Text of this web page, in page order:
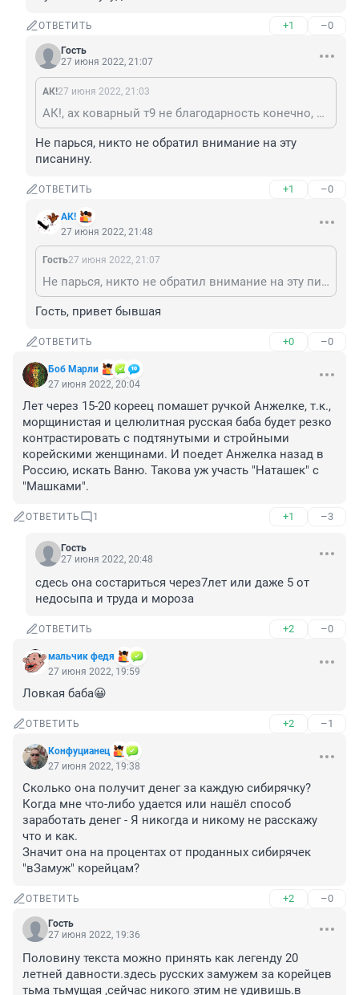
ОТВЕТИТЬ +1 –0
Гость
27 июня 2022, 21:07
АК!27 июня 2022, 21:03
АК!, ах коварный т9 не благодарность конечно, а благополучие если у женщины благополучие улучшилось, то у мужчины - ухудшилось
Не парься, никто не обратил внимание на эту
писанину.
ОТВЕТИТЬ +1 –0
АК!
27 июня 2022, 21:48
Гость27 июня 2022, 21:07
Не парься, никто не обратил внимание на эту писанину.
Гость, привет бывшая
ОТВЕТИТЬ +0 –0
Боб Марли
27 июня 2022, 20:04
Лет через 15-20 кореец помашет ручкой Анжелке, т.к.,
морщинистая и целюлитная русская баба будет резко
контрастировать с подтянутыми и стройными
корейскими женщинами. И поедет Анжелка назад в
Россию, искать Ваню. Такова уж участь "Наташек" с
"Машками".
ОТВЕТИТЬ 1 +1 –3
Гость
27 июня 2022, 20:48
сдесь она состариться через7лет или даже 5 от
недосыпа и труда и мороза
ОТВЕТИТЬ +2 –0
мальчик федя
27 июня 2022, 19:59
Ловкая баба😀
ОТВЕТИТЬ +2 –1
Конфуцианец
27 июня 2022, 19:38
Сколько она получит денег за каждую сибирячку?
Когда мне что-либо удается или нашёл способ
заработать денег - Я никогда и никому не расскажу
что и как.
Значит она на процентах от проданных сибирячек
"вЗамуж" корейцам?
ОТВЕТИТЬ +2 –0
Гость
27 июня 2022, 19:36
Половину текста можно принять как легенду 20
летней давности.здесь русских замужем за корейцев
тьма тьмущая ,сейчас никого этим не удивишь.в